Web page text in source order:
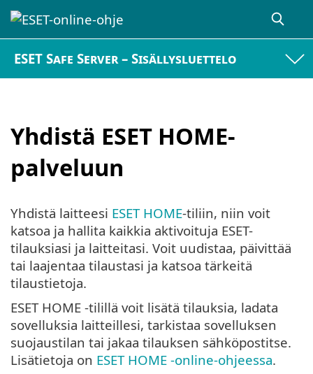
ESET Safe Server – Sisällysluettelo
Yhdistä ESET HOME-
palveluun
Yhdistä laitteesi ESET HOME-tiliin, niin voit
katsoa ja hallita kaikkia aktivoituja ESET-
tilauksiasi ja laitteitasi. Voit uudistaa, päivittää
tai laajentaa tilaustasi ja katsoa tärkeitä
tilaustietoja.
ESET HOME -tilillä voit lisätä tilauksia, ladata
sovelluksia laitteillesi, tarkistaa sovelluksen
suojaustilan tai jakaa tilauksen sähköpostitse.
Lisätietoja on ESET HOME -online-ohjeessa.